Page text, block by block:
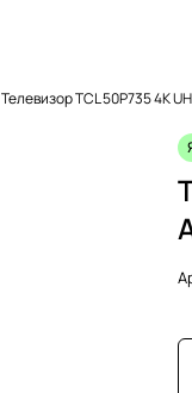
Телевизор TCL 50P735 4K